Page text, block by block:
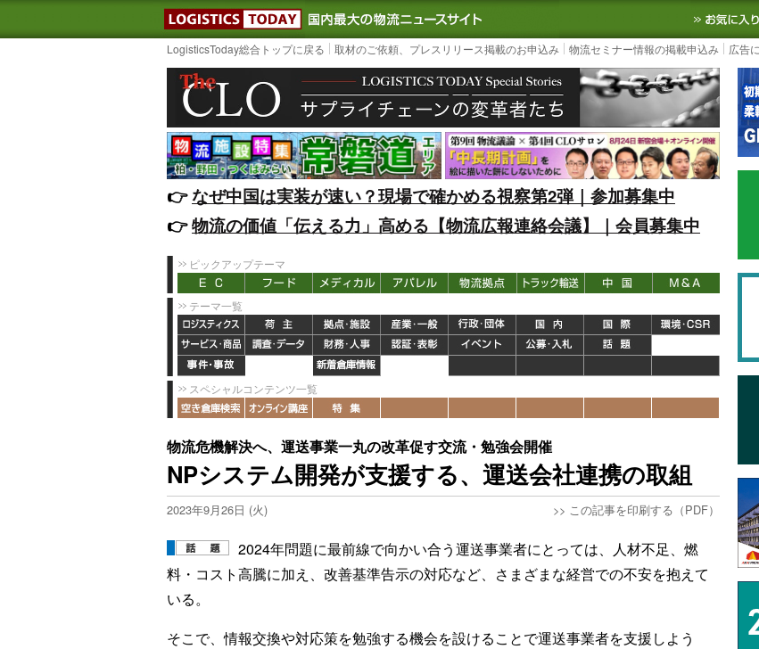
LOGISTICS TODAY｜国内最大の物流ニュースサイト3PL, SCMなど国内外の最新
LogisticsToday総合トップに戻る 取材のご依頼、プレスリリース掲載のお申込み 物流セミナー情報の掲載申込み 広告
👉️なぜ中国は実装が速い？現場で確かめる視察第2弾｜参加募集中
👉️物流の価値「伝える力」高める【物流広報連絡会議】｜会員募集中
ピックアップテーマ
テーマ一覧
スペシャルコンテンツ一覧
物流危機解決へ、運送事業一丸の改革促す交流・勉強会開催
NPシステム開発が支援する、運送会社連携の取組
2023年9月26日 (火) >> この記事を印刷する（PDF）
2024年問題に最前線で向かい合う運送事業者にとっては、人材不足、燃
料・コスト高騰に加え、改善基準告示の対応など、さまざまな経営での不安を抱えて
いる。
そこで、情報交換や対応策を勉強する機会を設けることで運送事業者を支援しよう